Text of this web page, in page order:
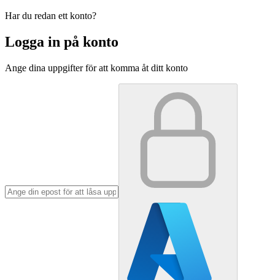
Har du redan ett konto?
Logga in på konto
Ange dina uppgifter för att komma åt ditt konto